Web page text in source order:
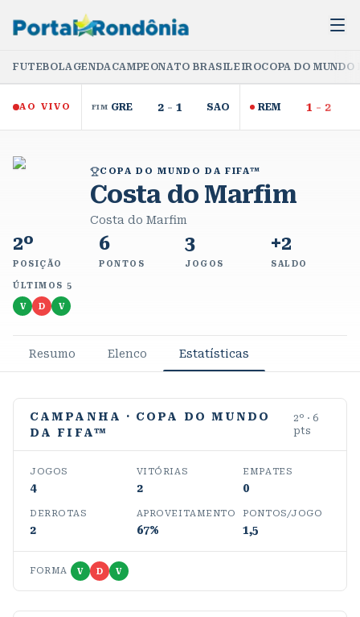
FUTEBOLAGENDACAMPEONATO BRASILEIROCOPA DO
AO VIVO FIM GRE 2 - 1 SAO REM 1 - 2
COPA DO MUNDO DA FIFA™
Costa do Marfim
Costa do Marfim
2º
POSIÇÃO
6
PONTOS
3
JOGOS
+2
SALDO
ÚLTIMOS 5
V D V
Resumo Elenco Estatísticas
CAMPANHA
· COPA DO MUNDO
DA FIFA™
2º · 6
pts
JOGOS
4
VITÓRIAS
2
EMPATES
0
DERROTAS
2
APROVEITAMENTO
67%
PONTOS/JOGO
1,5
FORMA V D V